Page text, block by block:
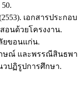
เอกสารประกอบ
อนด้วยโครงงาน.
ยขอนแก่น.
ษณ์ และพรรณีสินธพา
ปฏิรูปการศึกษา.